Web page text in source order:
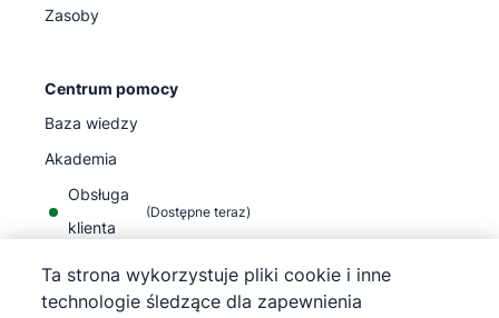
Zasoby
Centrum pomocy
Baza wiedzy
Akademia
Obsługa
klienta
(Dostępne teraz)
Ta strona wykorzystuje pliki cookie i inne
technologie śledzące dla zapewnienia